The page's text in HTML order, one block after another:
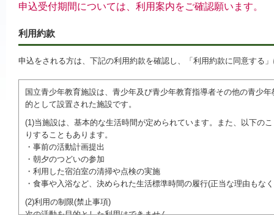
申込受付期間については、利用案内をご確認願います。
利用約款
申込をされる方は、下記の利用約款を確認し、「利用約款に同意する
国立青少年教育施設は、青少年及び青少年教育指導者その他の青少
的として設置された施設です。
(1)当施設は、基本的な生活時間が定められています。また、以下の
りすることもあります。
・事前の活動計画提出
・朝夕のつどいの参加
・利用した宿泊室の清掃や点検の実施
・食事や入浴など、決められた生活標準時間の履行(正当な理由も
(2)利用の制限(禁止事項)